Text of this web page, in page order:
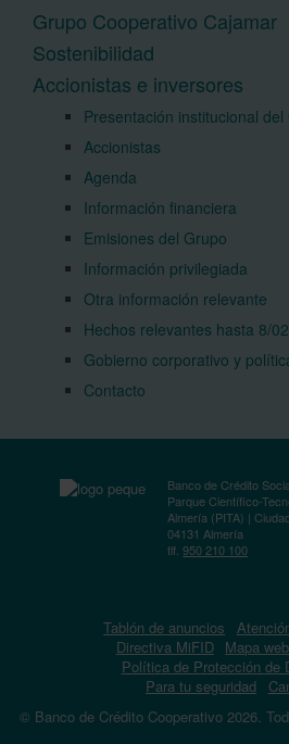
Grupo Cooperativo Cajamar
Sostenibilidad
Accionistas e inversores
Presentación institucional del
Accionistas
Agenda
Información financiera
Emisiones del Grupo
Información privilegiada
Otra información relevante
Hechos relevantes hasta 8/
Gobierno corporativo y
Contacto
Banco de Crédito
Parque Científico-
Almería (PITA) |
04131 Almería
tlf.950 210 100
Tablón de anuncios
Directiva MiFID Mapa web
Política de Protección de
Para tu seguridad
© Banco de Crédito Cooperativo 2026.